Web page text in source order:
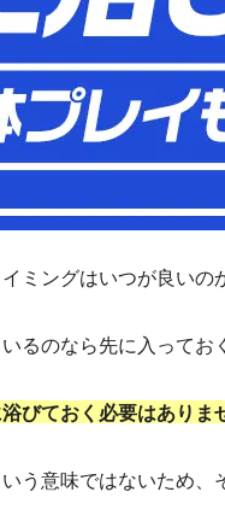
ミングはいつが良いの
るのなら先に入って
びておく必要はありま
う意味ではないため、